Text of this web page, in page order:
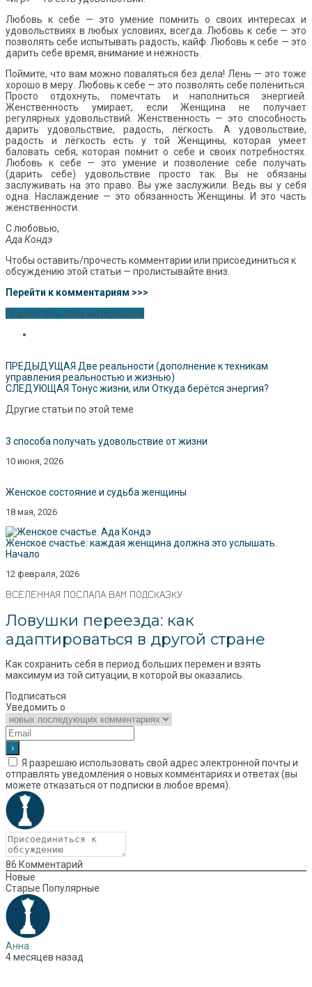
Любовь к себе — это умение помнить о своих интересах и
удовольствиях в любых условиях, всегда. Любовь к себе — это
позволять себе испытывать радость, кайф. Любовь к себе — это
дарить себе время, внимание и нежность.
Поймите, что вам можно поваляться без дела! Лень — это тоже
хорошо в меру. Любовь к себе — это позволять себе полениться.
Просто отдохнуть, помечтать и наполниться энергией.
Женственность умирает, если Женщина не получает
регулярных удовольствий. Женственность — это способность
дарить удовольствие, радость, лёгкость. А удовольствие,
радость и лёгкость есть у той Женщины, которая умеет
баловать себя, которая помнит о себе и своих потребностях.
Любовь к себе — это умение и позволение себе получать
(дарить себе) удовольствие просто так. Вы не обязаны
заслуживать на это право. Вы уже заслужили. Ведь вы у себя
одна. Наслаждение — это обязанность Женщины. И это часть
женственности.
С любовью,
Ада Кондэ
Чтобы оставить/прочесть комментарии или присоединиться к
обсуждению этой статьи — пролистывайте вниз.
Перейти к комментариям >>>
Поделитесь этим материалом
ПРЕДЫДУЩАЯ Две реальности (дополнение к техникам
управления реальностью и жизнью)
СЛЕДУЮЩАЯ Тонус жизни, или Откуда берётся энергия?
Другие статьи по этой теме
3 способа получать удовольствие от жизни
10 июня, 2026
Женское состояние и судьба женщины
18 мая, 2026
Женское счастье: каждая женщина должна это услышать.
Начало
12 февраля, 2026
ВСЕЛЕННАЯ ПОСЛАЛА ВАМ ПОДСКАЗКУ
Ловушки переезда: как
адаптироваться в другой стране
Как сохранить себя в период больших перемен и взять
максимум из той ситуации, в которой вы оказались.
Подписаться
Уведомить о
Я разрешаю использовать свой адрес электронной почты и
отправлять уведомления о новых комментариях и ответах (вы
можете отказаться от подписки в любое время).
86 Комментарий
Новые
Старые Популярные
Анна
4 месяцев назад